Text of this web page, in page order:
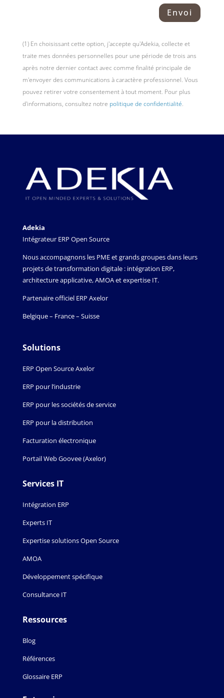
Envoi
(1) En choisissant cette option, j'accepte qu'Adekia, collecte et
traite mes données personnelles pour une période de trois ans
après notre dernier contact avec comme finalité principale de
m'envoyer des communications à caractère professionnel. Vous
pouvez retirer votre consentement à tout moment. Pour plus
d'informations, consultez notre politique de confidentialité.
Adekia
Intégrateur ERP Open Source
Nous accompagnons les PME et grands groupes dans leurs
projets de transformation digitale : intégration ERP,
architecture applicative, AMOA et expertise IT.
Partenaire officiel ERP Axelor
Belgique – France – Suisse
Solutions
ERP Open Source Axelor
ERP pour l’industrie
ERP pour les sociétés de service
ERP pour la distribution
Facturation électronique
Portail Web Goovee (Axelor)
Services IT
Intégration ERP
Experts IT
Expertise solutions Open Source
AMOA
Développement spécifique
Consultance IT
Ressources
Blog
Références
Glossaire ERP